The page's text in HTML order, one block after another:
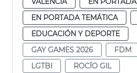
EN PORTADA TEMÁTICA
EDUCACIÓN Y DEPORTE
GAY GAMES 2026
FDM
LGTBI
ROCÍO GIL